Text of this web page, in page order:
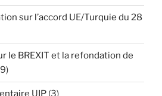
sur l’accord UE/Turquie du 28
le BREXIT et la refondation de
UIP (3)